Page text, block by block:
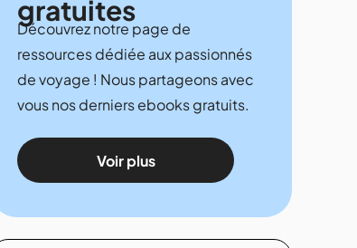
gratuites
Découvrez notre page de
ressources dédiée aux passionnés
de voyage ! Nous partageons avec
vous nos derniers ebooks gratuits.
Voir plus